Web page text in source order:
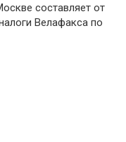
составляет от
Велафакса по